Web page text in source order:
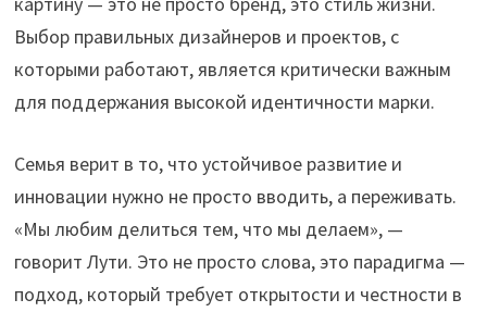
Выбор правильных дизайнеров и проектов, с
которыми работают, является критически важным
для поддержания высокой идентичности марки.
Семья верит в то, что устойчивое развитие и
инновации нужно не просто вводить, а переживать.
«Мы любим делиться тем, что мы делаем», —
говорит Лути. Это не просто слова, это парадигма —
подход, который требует открытости и честности в